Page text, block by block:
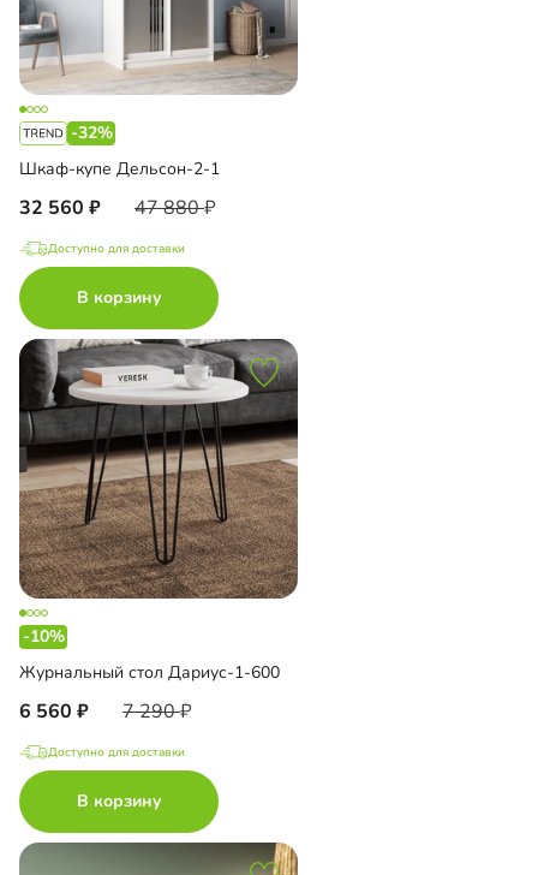
-32%
Шкаф-купе Дельсон-2-1
32 560 47 880
Доступно для доставки
В корзину
-10%
Журнальный стол Дариус-1-600
6 560 7 290
Доступно для доставки
В корзину